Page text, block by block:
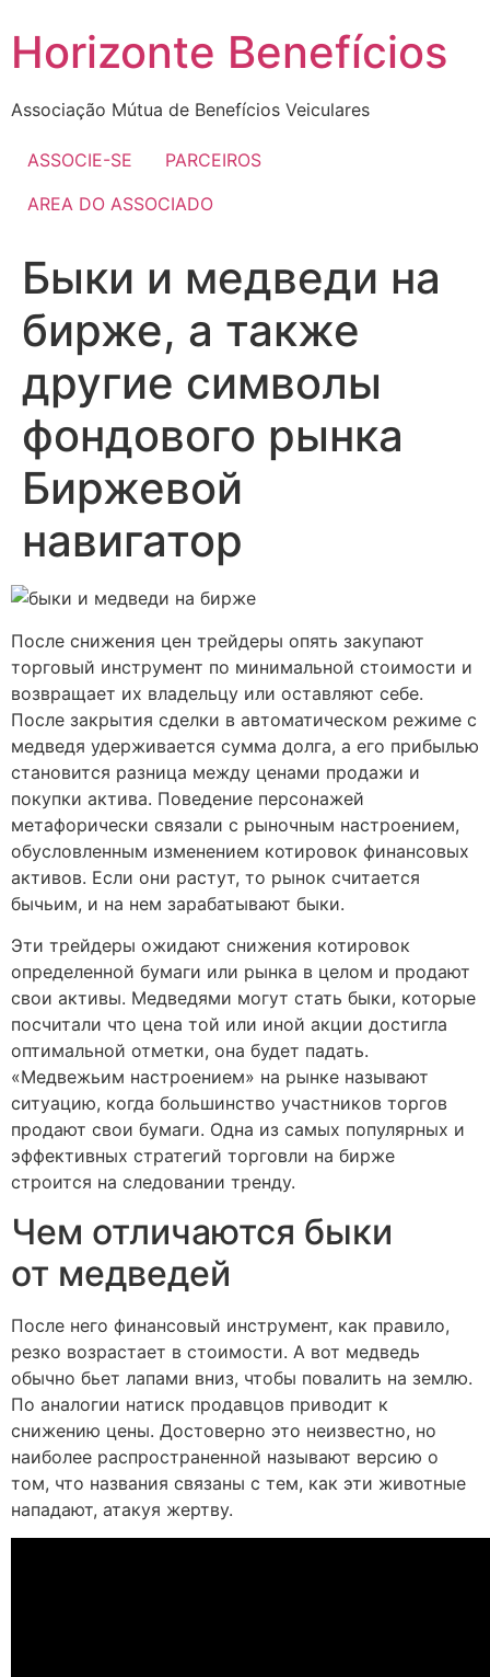
to
content
Horizonte Benefícios
Associação Mútua de Benefícios Veiculares
ASSOCIE-SE
PARCEIROS
AREA DO ASSOCIADO
Быки и медведи на
бирже, а также
другие символы
фондового рынка
Биржевой
навигатор
После снижения цен трейдеры опять закупают
торговый инструмент по минимальной стоимости и
возвращает их владельцу или оставляют себе.
После закрытия сделки в автоматическом режиме с
медведя удерживается сумма долга, а его прибылью
становится разница между ценами продажи и
покупки актива. Поведение персонажей
метафорически связали с рыночным настроением,
обусловленным изменением котировок финансовых
активов. Если они растут, то рынок считается
бычьим, и на нем зарабатывают быки.
Эти трейдеры ожидают снижения котировок
определенной бумаги или рынка в целом и продают
свои активы. Медведями могут стать быки, которые
посчитали что цена той или иной акции достигла
оптимальной отметки, она будет падать.
«Медвежьим настроением» на рынке называют
ситуацию, когда большинство участников торгов
продают свои бумаги. Одна из самых популярных и
эффективных стратегий торговли на бирже
строится на следовании тренду.
Чем отличаются быки
от медведей
После него финансовый инструмент, как правило,
резко возрастает в стоимости. А вот медведь
обычно бьет лапами вниз, чтобы повалить на землю.
По аналогии натиск продавцов приводит к
снижению цены. Достоверно это неизвестно, но
наиболее распространенной называют версию о
том, что названия связаны с тем, как эти животные
нападают, атакуя жертву.